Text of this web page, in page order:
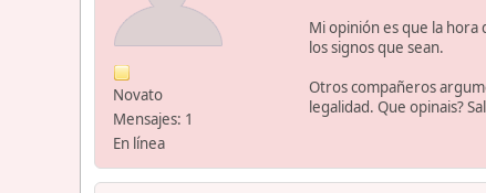
Novato
Mensajes: 1
En línea
Mi opinión es que la hora
los signos que sean.
Otros compañeros
legalidad. Que opinais?